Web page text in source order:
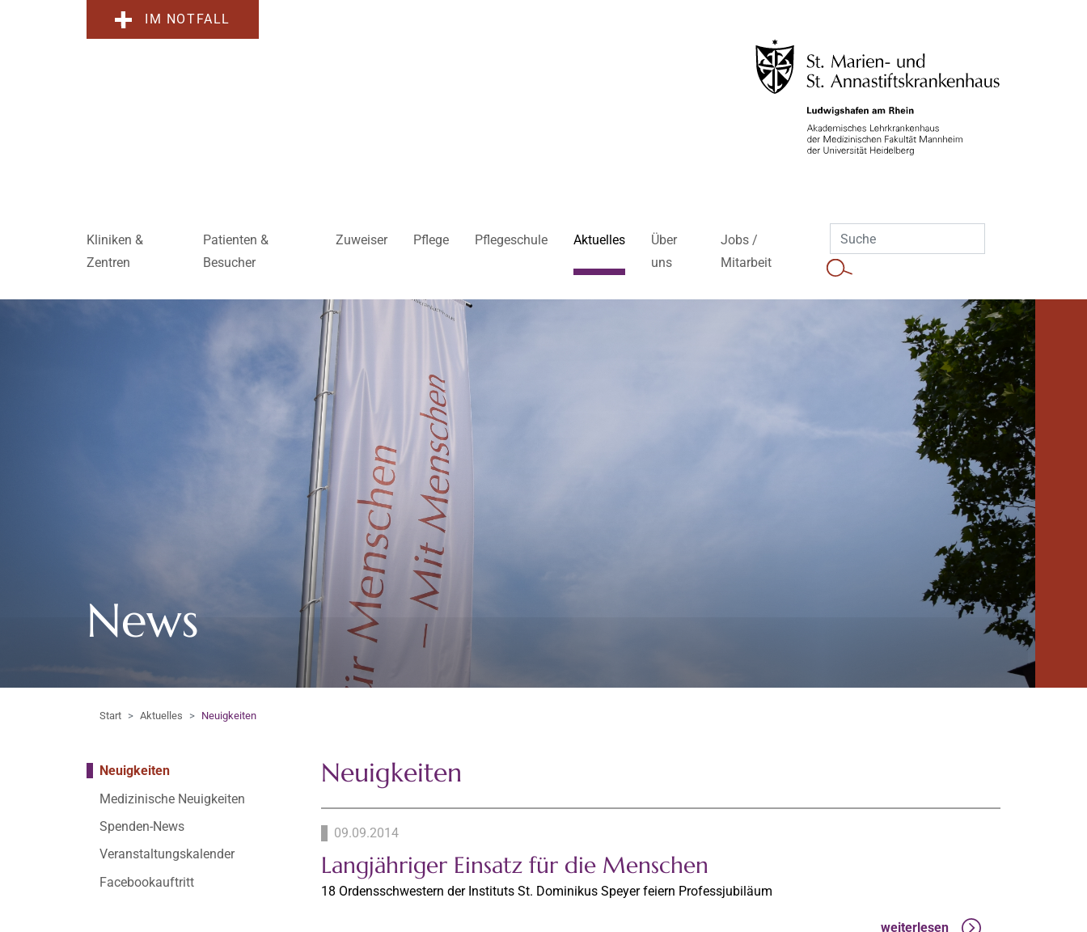
IM NOTFALL
Kliniken &
Zentren
Patienten &
Besucher
Zuweiser Pflege Pflegeschule Aktuelles
Über
uns
Jobs /
Mitarbeit
News
Start Aktuelles Neuigkeiten
Neuigkeiten
Medizinische Neuigkeiten
Spenden-News
Veranstaltungskalender
Facebookauftritt
Neuigkeiten
09.09.2014
Langjähriger Einsatz für die Menschen
18 Ordensschwestern der Instituts St. Dominikus Speyer feiern Professjubiläum
weiterlesen